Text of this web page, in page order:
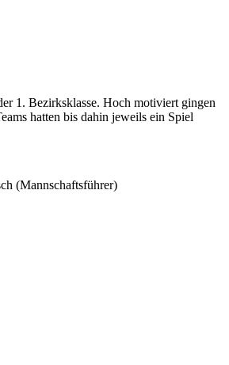
1. Bezirksklasse. Hoch motiviert gingen
hatten bis dahin jeweils ein Spiel
(Mannschaftsführer)